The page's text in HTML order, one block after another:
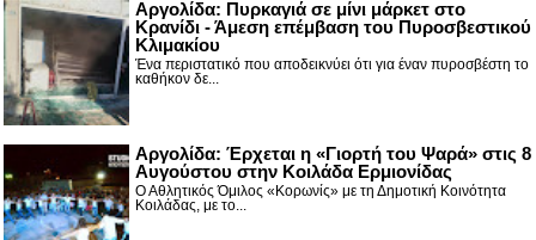
Αργολίδα: Πυρκαγιά σε μίνι μάρκετ στο
Κρανίδι - Άμεση επέμβαση του Πυροσβεστικού
Κλιμακίου
Ένα περιστατικό που αποδεικνύει ότι για έναν πυροσβέστη το
καθήκον δε...
Αργολίδα: Έρχεται η «Γιορτή του Ψαρά» στις 8
Αυγούστου στην Κοιλάδα Ερμιονίδας
Ο Αθλητικός Όμιλος «Κορωνίς» με τη Δημοτική Κοινότητα
Κοιλάδας, με το...